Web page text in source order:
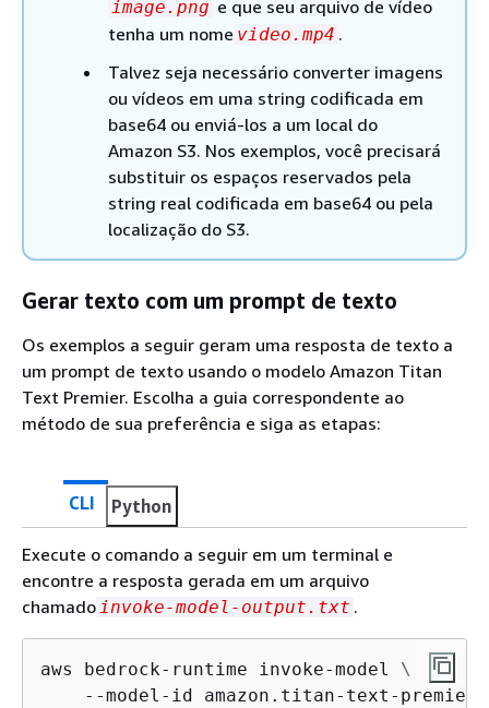
image.png e que seu arquivo de vídeo
tenha um nome video.mp4 .
Talvez seja necessário converter imagens
ou vídeos em uma string codificada em
base64 ou enviá-los a um local do
Amazon S3. Nos exemplos, você precisará
substituir os espaços reservados pela
string real codificada em base64 ou pela
localização do S3.
Gerar texto com um prompt de texto
Os exemplos a seguir geram uma resposta de texto a
um prompt de texto usando o modelo Amazon Titan
Text Premier. Escolha a guia correspondente ao
método de sua preferência e siga as etapas:
CLI Python
Execute o comando a seguir em um terminal e
encontre a resposta gerada em um arquivo
chamado invoke-model-output.txt .
aws bedrock-runtime invoke-model \
--model-id amazon.titan-text-